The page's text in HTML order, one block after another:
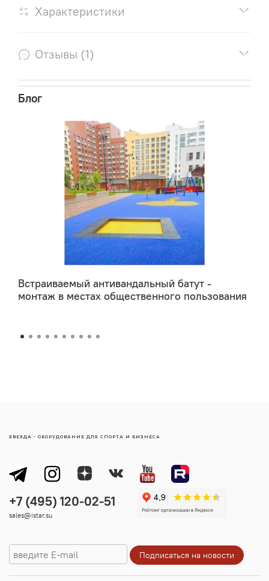
производит более 50-ти конфигураций модулей.
Характеристики
Отзывы (1)
Блог
Встраиваемый антивандальный батут -
монтаж в местах общественного пользования
sales@istar.su
ЗВЕЗДА - ОБОРУДОВАНИЕ ДЛЯ СПОРТА И БИЗНЕСА